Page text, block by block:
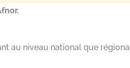
au niveau national que